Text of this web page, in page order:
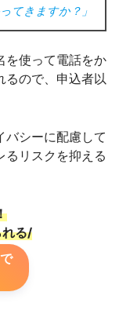
てきますか？」
を使って電話をか
るので、申込者以
バシーに配慮して
るリスクを抑える
る/